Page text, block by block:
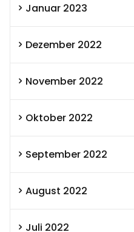
Januar 2023
Dezember 2022
November 2022
Oktober 2022
September 2022
August 2022
Juli 2022